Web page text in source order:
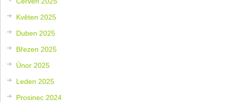
Květen 2025
Duben 2025
Březen 2025
Únor 2025
Leden 2025
Prosinec 2024